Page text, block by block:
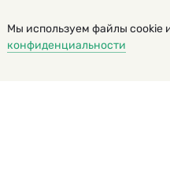
© 2000 – 2026. Кукумбер.
Копирование материалов возможно
Мы используем файлы cookie
конфиденциальности